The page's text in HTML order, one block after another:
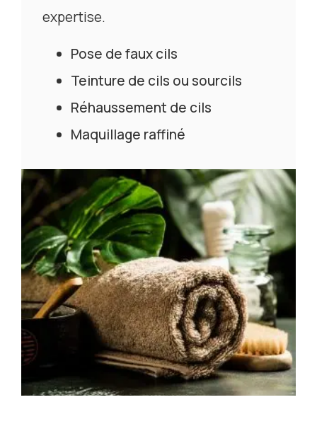
expertise.
Pose de faux cils
Teinture de cils ou sourcils
Réhaussement de cils
Maquillage raffiné